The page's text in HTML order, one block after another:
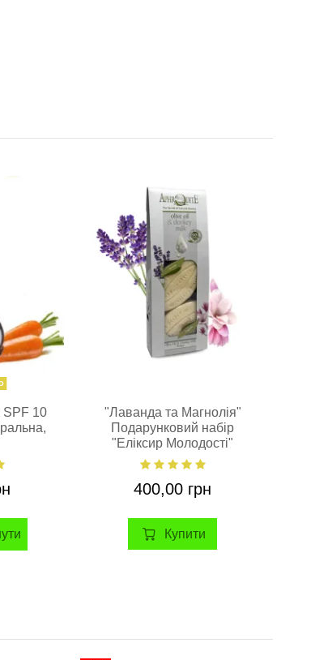
SPF 10
"Лаванда та Магнолія"
Подарунковий набір
"Еліксир Молодості"
Aphrodite®
400,00 грн
Купити